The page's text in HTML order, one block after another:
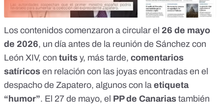
Los contenidos comenzaron a circular el 26 de mayo
de 2026, un día antes de la reunión de Sánchez con
León XIV, con tuits y, más tarde, comentarios
satíricos en relación con las joyas encontradas en el
despacho de Zapatero, algunos con la etiqueta
“humor”. El 27 de mayo, el PP de Canarias también